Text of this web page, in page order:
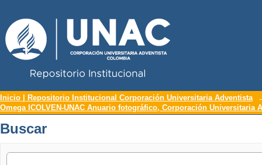
Buscar
Inicio | Repositorio Institucional Corporación Universitaria Adventista
Omega ICOLVEN-UNAC Anuario fotográfico, Corporación Universitaria
Buscar